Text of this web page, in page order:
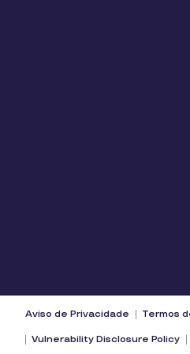
Aviso de Privacidade Termos
Vulnerability Disclosure Policy